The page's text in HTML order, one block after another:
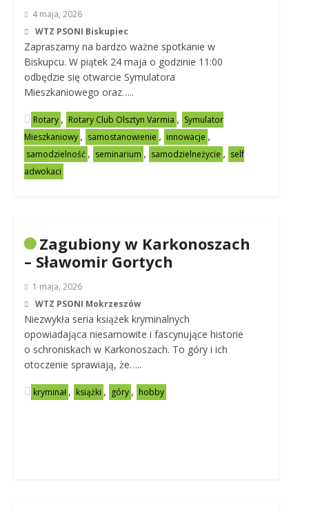
4 maja, 2026
WTZ PSONI Biskupiec
Zapraszamy na bardzo ważne spotkanie w
Biskupcu. W piątek 24 maja o godzinie 11:00
odbędzie się otwarcie Symulatora
Mieszkaniowego oraz…..
Rotary , Rotary Club Olsztyn Varmia , Symulator
Mieszkaniowy , samostanowienie , innowacje ,
samodzielność , seminarium , samodzielneżycie , self
adwokaci
Zagubiony w Karkonoszach
– Sławomir Gortych
1 maja, 2026
WTZ PSONI Mokrzeszów
Niezwykła seria książek kryminalnych
opowiadająca niesamowite i fascynujące historie
o schroniskach w Karkonoszach. To góry i ich
otoczenie sprawiają, że…..
kryminał , książki , góry , hobby